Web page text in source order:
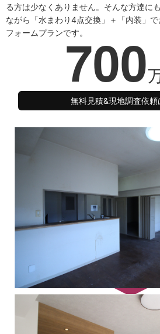
る方は少なくありません。そんな方達に
ながら「水まわり4点交換」＋「内装」
フォームプランです。700
無料見積&現地調査依頼